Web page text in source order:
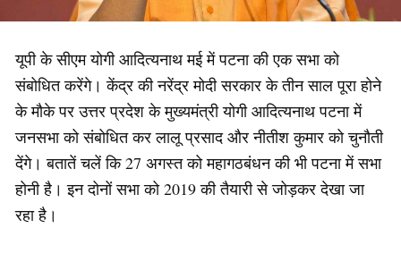
यूपी के सीएम योगी आदित्यनाथ मई में पटना की एक सभा को
संबोधित करेंगे। केंद्र की नरेंद्र मोदी सरकार के तीन साल पूरा होने
के मौके पर उत्तर प्रदेश के मुख्यमंत्री योगी आदित्यनाथ पटना में
जनसभा को संबोधित कर लालू प्रसाद और नीतीश कुमार को चुनौती
देंगे। बतातें चलें कि 27 अगस्त को महागठबंधन की भी पटना में सभा
होनी है। इन दोनों सभा को 2019 की तैयारी से जोड़कर देखा जा
रहा है।